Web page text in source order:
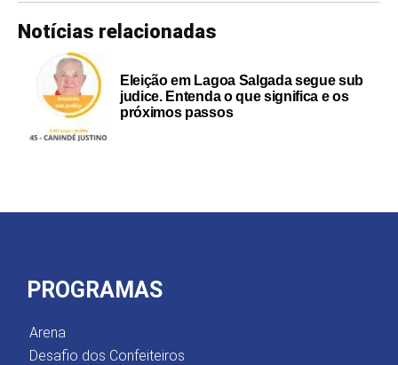
Notícias relacionadas
Eleição em Lagoa Salgada segue sub
judice. Entenda o que significa e os
próximos passos
PROGRAMAS
Arena
Desafio dos Confeiteiros